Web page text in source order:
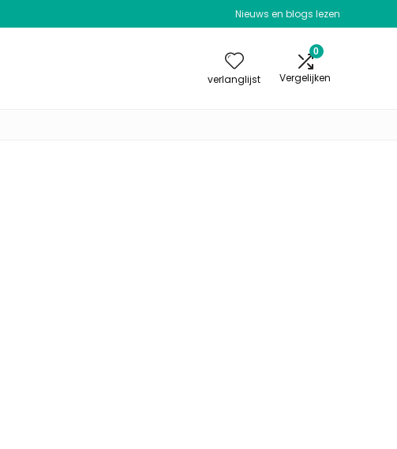
Nieuws en blogs lezen
verlanglijst
0
Vergelijken